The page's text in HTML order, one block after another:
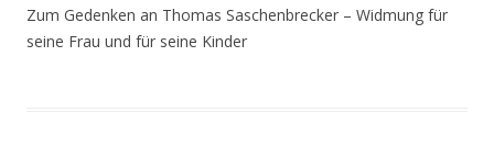
Zum Gedenken an Thomas Saschenbrecker – Widmung für
seine Frau und für seine Kinder